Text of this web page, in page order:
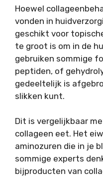
Hoewel
vonden in
geschikt voor
te groot is om in de
gebruiken sommige
peptiden, of
gedeeltelijk is
slikken kunt.
Dit is vergelijkbaar
collageen eet. Het
aminozuren die in je
sommige experts
bijproducten van